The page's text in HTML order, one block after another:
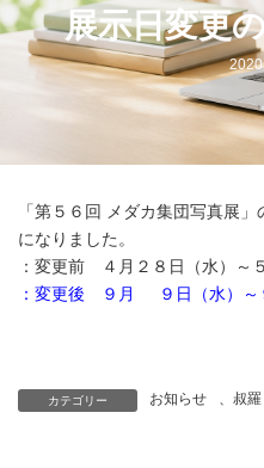
展示日変更
「第５６回 メダカ集団写真展
になりました。
：変更前 ４月２８日（水）～
：変更後 ９月 ９日（水）～
カテゴリー お知らせ 叔羅